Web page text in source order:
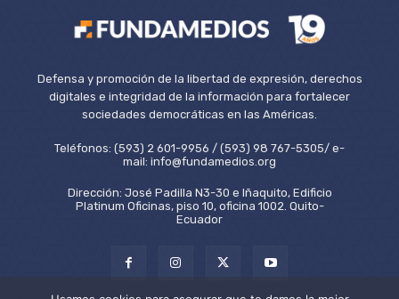
Defensa y promoción de la libertad de expresión, derechos
digitales e integridad de la información para fortalecer
sociedades democráticas en las Américas.
Teléfonos: (593) 2 601-9956 / (593) 98 767-5305/ e-
mail: info@fundamedios.org
Dirección: José Padilla N3-30 e Iñaquito, Edificio
Platinum Oficinas, piso 10, oficina 1002. Quito-
Ecuador